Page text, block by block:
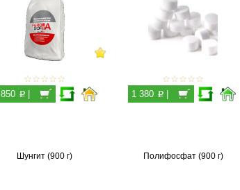
p| 1 380 p|
Шунгит (900 г) Полифосфат (900 г)